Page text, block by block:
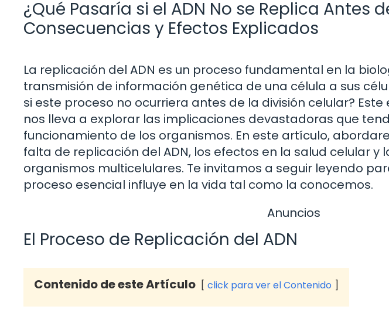
¿Qué Pasaría si el ADN No se Replica Antes
Consecuencias y Efectos Explicados
La replicación del ADN es un proceso fundamental en la
transmisión de información genética de una célula a sus
si este proceso no ocurriera antes de la división celular?
nos lleva a explorar las implicaciones devastadoras que
funcionamiento de los organismos. En este artículo,
falta de replicación del ADN, los efectos en la salud celular y
organismos multicelulares. Te invitamos a seguir leyendo
proceso esencial influye en la vida tal como la conocemos.
Anuncios
El Proceso de Replicación del ADN
Contenido de este Artículo click para ver el Contenido